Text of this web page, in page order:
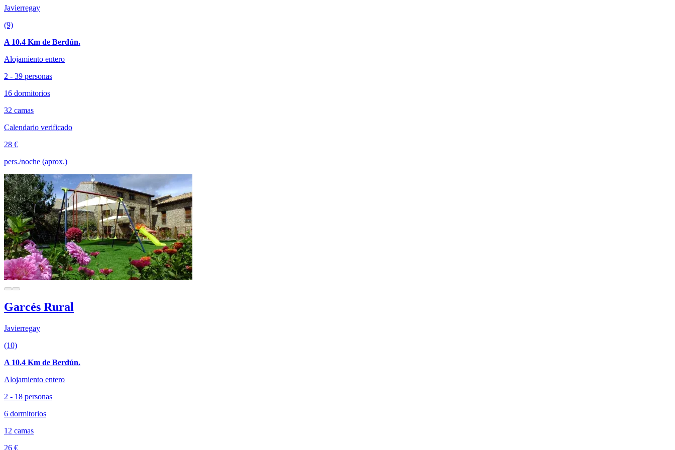
Javierregay
(9)
A 10.4 Km de Berdún.
Alojamiento entero
2 - 39 personas
16 dormitorios
32 camas
Calendario verificado
28 €
pers./noche (aprox.)
Garcés Rural
Javierregay
(10)
A 10.4 Km de Berdún.
Alojamiento entero
2 - 18 personas
6 dormitorios
12 camas
26 €